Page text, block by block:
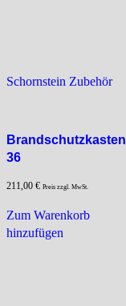
Schornstein Zubehör
Brandschutzkasten
36
211,00 € Preis zzgl. MwSt.
Zum Warenkorb
hinzufügen